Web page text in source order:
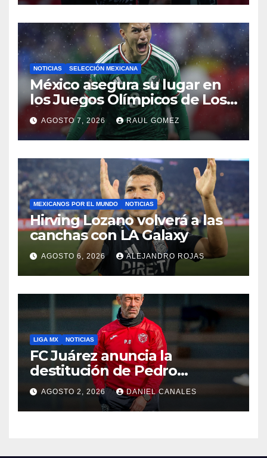
NOTICIAS SELECCIÓN MEXICANA
México asegura su lugar en
los Juegos Olímpicos de Los
Ángeles 2028
AGOSTO 7, 2026 RAUL GOMEZ
MEXICANOS POR EL MUNDO NOTICIAS
Hirving Lozano volverá a las
canchas con LA Galaxy
AGOSTO 6, 2026 ALEJANDRO ROJAS
LIGA MX NOTICIAS
FC Juárez anuncia la
destitución de Pedro
Caixinha
AGOSTO 2, 2026 DANIEL CANALES